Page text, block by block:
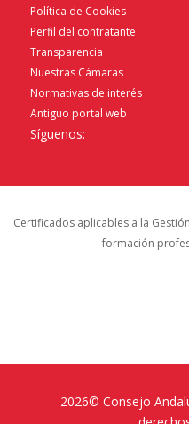
Política de Cookies
Perfil del contratante
Transparencia
Nuestras Cámaras
Normativas de interés
Antiguo portal web
Síguenos:
Certificados aplicables a la
formación
2026© Consejo